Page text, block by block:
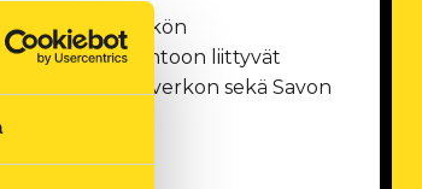
sähkön
pientuotantoon liittyvät
Sähköverkon sekä Savon